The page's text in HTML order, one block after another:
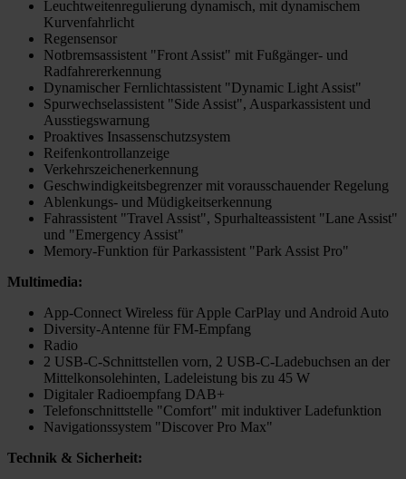
Leuchtweitenregulierung dynamisch, mit dynamischem
Kurvenfahrlicht
Regensensor
Notbremsassistent "Front Assist" mit Fußgänger- und
Radfahrererkennung
Dynamischer Fernlichtassistent "Dynamic Light Assist"
Spurwechselassistent "Side Assist", Ausparkassistent und
Ausstiegswarnung
Proaktives Insassenschutzsystem
Reifenkontrollanzeige
Verkehrszeichenerkennung
Geschwindigkeitsbegrenzer mit vorausschauender Regelung
Ablenkungs- und Müdigkeitserkennung
Fahrassistent "Travel Assist", Spurhalteassistent "Lane Assist"
und "Emergency Assist"
Memory-Funktion für Parkassistent "Park Assist Pro"
Multimedia:
App-Connect Wireless für Apple CarPlay und Android Auto
Diversity-Antenne für FM-Empfang
Radio
2 USB-C-Schnittstellen vorn, 2 USB-C-Ladebuchsen an der
Mittelkonsolehinten, Ladeleistung bis zu 45 W
Digitaler Radioempfang DAB+
Telefonschnittstelle "Comfort" mit induktiver Ladefunktion
Navigationssystem "Discover Pro Max"
Technik & Sicherheit: